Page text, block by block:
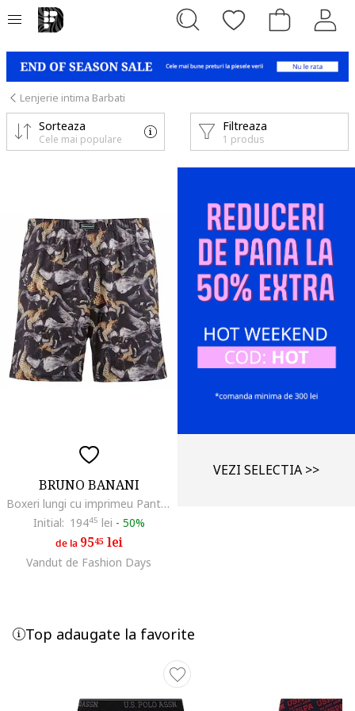
Lenjerie intima Barbati
Filtreaza
1 produs
Sorteaza
Cele mai populare
BRUNO BANANI
Boxeri lungi cu imprimeu Panthera, Negru/Bej
Initial: 19445 lei - 50%
de la 9545lei
Vandut de Fashion Days
VEZI SELECTIA >>
Top adaugate la favorite